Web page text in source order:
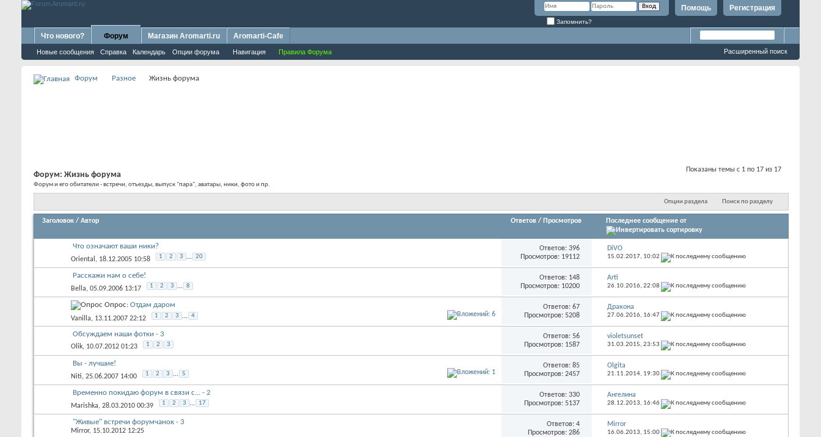
Регистрация
Помощь
Запомнить?
Что нового? Форум
Новые сообщения Справка Календарь Опции форума Навигация Правила Форума
Магазин Aromarti.ru Aromarti-Cafe
Расширенный поиск
Форум Разное Жизнь форума
Показаны темы с 1 по 17 из 17
Форум: Жизнь форума
Форум и его обитатели - встречи, отъезды, выпуск "пара", аватары, ники, фото и пр.
Опции раздела Поиск по разделу
Заголовок / Автор Ответов / Просмотров Последнее сообщение от
Что означают ваши ники?
Oriental , 18.12.2005 10:58 1 2 3 ... 20
Ответов: 396
Просмотров: 19112
DiVO
15.02.2017, 10:02
Расскажи нам о себе!
Bella, 05.09.2006 13:17 1 2 3 ... 8
Ответов: 148
Просмотров: 10200
Arti
26.10.2016, 22:08
Опрос: Отдам даром
Vanilla, 13.11.2007 22:12 1 2 3 ... 4
Ответов: 67
Просмотров: 5208
Дракона
27.06.2016, 16:47
Обсуждаем наши фотки - 3
Olik, 10.07.2012 01:23 1 2 3
Ответов: 56
Просмотров: 1587
violetsunset
31.03.2015, 23:53
Вы - лучшие!
Niti, 25.06.2007 14:00 1 2 3 ... 5
Ответов: 85
Просмотров: 2457
Olgita
21.11.2014, 19:30
Временно покидаю форум в связи с... - 2
Marishka, 28.03.2010 00:39 1 2 3 ... 17
Ответов: 330
Просмотров: 5137
Ангелина
28.12.2013, 16:46
"Живые" встречи форумчанок - 3
Mirror, 15.10.2012 12:25
Ответов: 4
Просмотров: 286
Mirror
16.06.2013, 15:00